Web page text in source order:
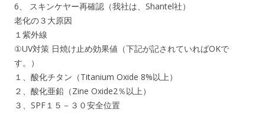
6、 スキンケヤー再確認（我社は、Shantel社）
老化の３大原因
１紫外線
①UV対策 日焼け止め効果値（下記が記されていればOKで
す。）
１、酸化チタン（Titanium Oxide 8%以上）
２、酸化亜鉛（Zine Oxide2％以上）
３、SPF１５－３０安全位置